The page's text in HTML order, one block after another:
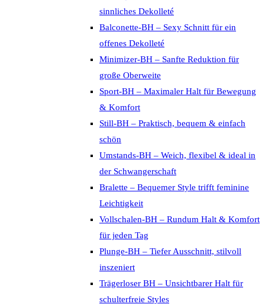
sinnliches Dekolleté
Balconette-BH – Sexy Schnitt für ein
offenes Dekolleté
Minimizer-BH – Sanfte Reduktion für
große Oberweite
Sport-BH – Maximaler Halt für Bewegung
& Komfort
Still-BH – Praktisch, bequem & einfach
schön
Umstands-BH – Weich, flexibel & ideal in
der Schwangerschaft
Bralette – Bequemer Style trifft feminine
Leichtigkeit
Vollschalen-BH – Rundum Halt & Komfort
für jeden Tag
Plunge-BH – Tiefer Ausschnitt, stilvoll
inszeniert
Trägerloser BH – Unsichtbarer Halt für
schulterfreie Styles